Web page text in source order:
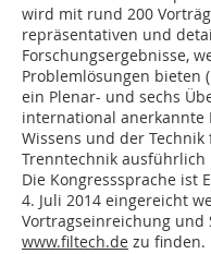
wird mit rund 200
repräsentativen und
Forschungsergebnisse,
Problemlösungen bieten (
ein Plenar- und sechs
international anerkannte
Wissens und der
Trenntechnik
Die Kongresssprache ist
4. Juli 2014 eingereicht
Vortragseinreichung
www.filtech.de zu finden.